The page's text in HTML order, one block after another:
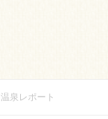
温泉レポート